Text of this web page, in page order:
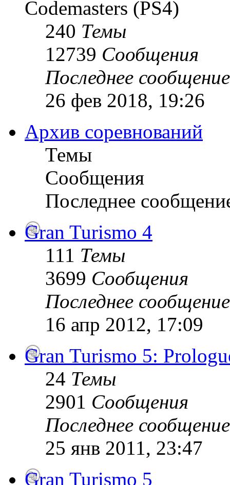
Codemasters (PS4)
240 Темы
12739 Сообщения
Последнее сообщение
26 фев 2018, 19:26
Архив соревнований
Темы
Сообщения
Последнее
Gran Turismo 4
111 Темы
3699 Сообщения
Последнее сообщение
16 апр 2012, 17:09
Gran Turismo 5:
24 Темы
2901 Сообщения
Последнее сообщение
25 янв 2011, 23:47
Gran Turismo 5